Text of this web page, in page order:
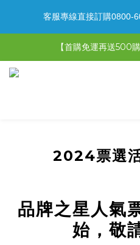
【限時特惠】全館
【限時特惠】超值5
【首購免運再送500
2024票選
品牌之星人氣
始，敬
客服專線直接訂購0800-